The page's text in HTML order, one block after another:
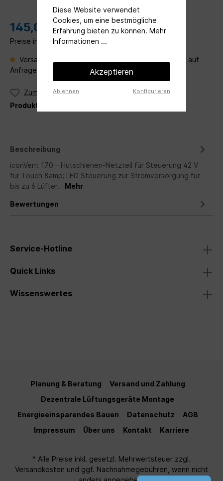
145,00 €*
Preise inkl. MwSt. zzgl. Versandkosten
Versandfertig in 3 Tagen, Lieferzeit Verfügbarkeit auf
Anfrage per Mail an
angebot@ventileo.de
Zum Merkzettel hinzufügen
Produktnummer:
Beschreibung
iconVent 170 – Hutschienen-Netzteil für Steuerung 42 V
für Touch &amp; LED Steuerung zur Stromversorgung für
bis zu 6 Lüfter… Mehr
Bewertungen
Service-Hotline
Quick Links
Wissenswertes
Planung & Beratung
Versand und Zahlung
Dezentrale Lüftungsgeräte Montage
Energieeinsparendes Bauen
Datenschutz
AGB
Impressum
Über uns Kontakt Karriere
* Alle Preise inkl. gesetzl. Mehrwertsteuer zzgl.
Versandkosten und ggf. Nachnahmegebühren, wenn nicht
Diese Website verwendet
Cookies, um eine bestmögliche
Erfahrung bieten zu können. Mehr
Informationen ...
Akzeptieren
Ablehnen Konfigurieren